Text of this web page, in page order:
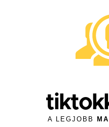
A LEGJOBB